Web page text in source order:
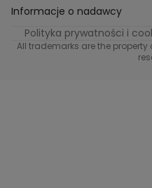
Supplier Diversity
Polityka podatkowa
Biuro Prasowe
Biuro Reklamy
Informacje o nadawcy
Informacje o nadawcy
Polityka prywatności i
All trademarks are the property